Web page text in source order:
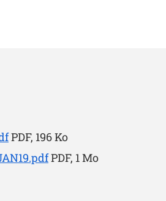
PDF, 196 Ko
PDF, 1 Mo